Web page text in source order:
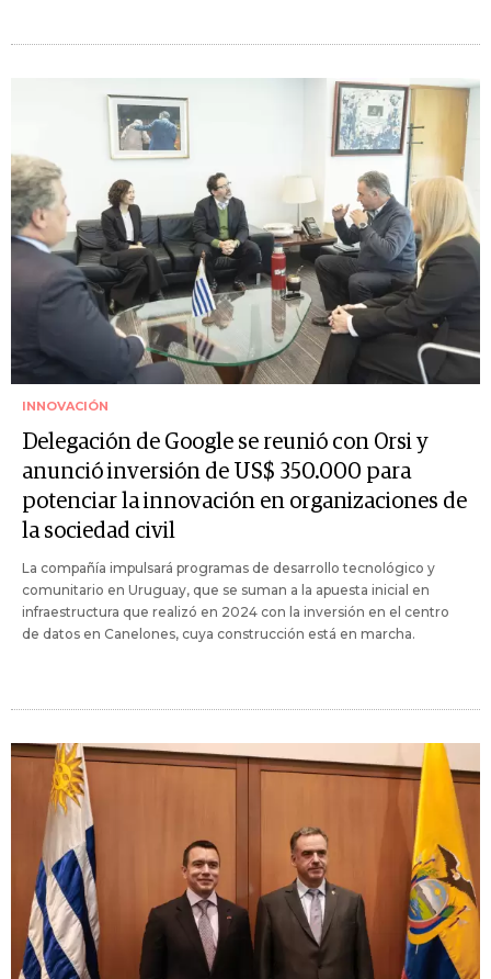
INNOVACIÓN
Delegación de Google se reunió con Orsi y
anunció inversión de US$ 350.000 para
potenciar la innovación en organizaciones de
la sociedad civil
La compañía impulsará programas de desarrollo tecnológico y
comunitario en Uruguay, que se suman a la apuesta inicial en
infraestructura que realizó en 2024 con la inversión en el centro
de datos en Canelones, cuya construcción está en marcha.